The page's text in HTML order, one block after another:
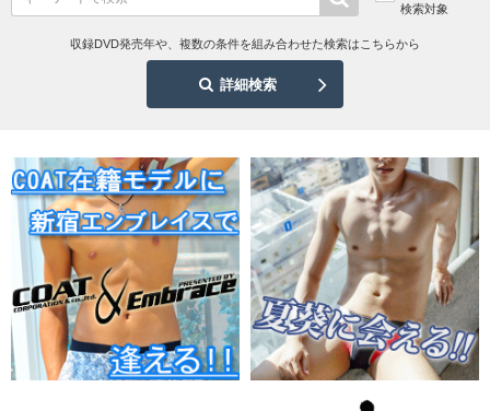
検索対象
収録DVD発売年や、複数の条件を組み合わせた検索はこちらから
詳細検索